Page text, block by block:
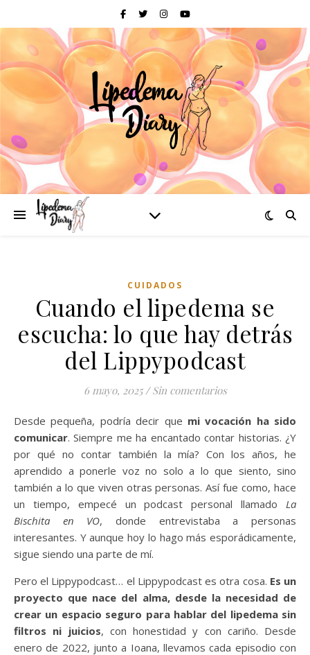
CUIDADOS
Cuando el lipedema se
escucha: lo que hay detrás
del Lippypodcast
6 mayo, 2025 / Sin comentarios
Desde pequeña, podría decir que mi vocación ha sido
comunicar. Siempre me ha encantado contar historias. ¿Y
por qué no contar también la mía? Con los años, he
aprendido a ponerle voz no solo a lo que siento, sino
también a lo que viven otras personas. Así fue como, hace
un tiempo, empecé un podcast personal llamado La
Bischita en VO, donde entrevistaba a personas
interesantes. Y aunque hoy lo hago más esporádicamente,
sigue siendo una parte de mí.
Pero el Lippypodcast… el Lippypodcast es otra cosa. Es un
proyecto que nace del alma, desde la necesidad de
crear un espacio seguro para hablar del lipedema sin
filtros ni juicios, con honestidad y con cariño. Desde
enero de 2022, junto a Ioana, llevamos cada episodio con